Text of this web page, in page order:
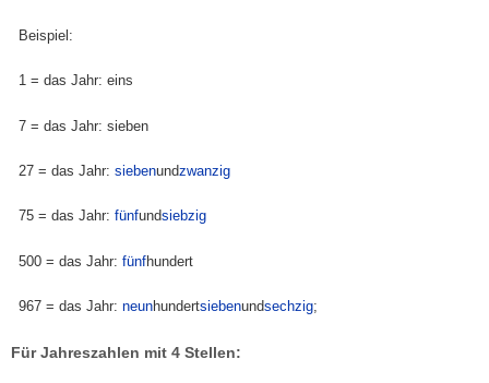
Beispiel:
1 = das Jahr: eins
7 = das Jahr: sieben
27 = das Jahr:siebenundzwanzig
75 = das Jahr:fünfundsiebzig
500 = das Jahr:fünfhundert
967 = das Jahr:neunhundertsiebenundsechzig;
Für Jahreszahlen mit 4 Stellen: